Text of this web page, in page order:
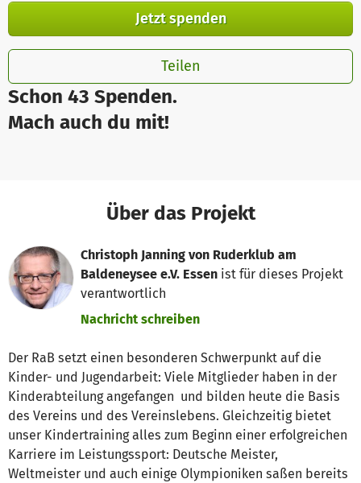
Schon 43 Spenden.
Mach auch du mit!
Jetzt spenden
Teilen
Über das Projekt
Christoph Janning von Ruderklub am
Baldeneysee e.V. Essen ist für dieses Projekt
verantwortlich
Nachricht schreiben
Der RaB setzt einen besonderen Schwerpunkt auf die
Kinder- und Jugendarbeit: Viele Mitglieder haben in der
Kinderabteilung angefangen und bilden heute die Basis
des Vereins und des Vereinslebens. Gleichzeitig bietet
unser Kindertraining alles zum Beginn einer erfolgreichen
Karriere im Leistungssport: Deutsche Meister,
Weltmeister und auch einige Olympioniken saßen bereits